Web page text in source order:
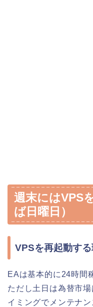
週末にはVPS
ば日曜日）
VPSを再起動す
EAは基本的に24時間
ただし土日は為替市
イミングでメンテナ